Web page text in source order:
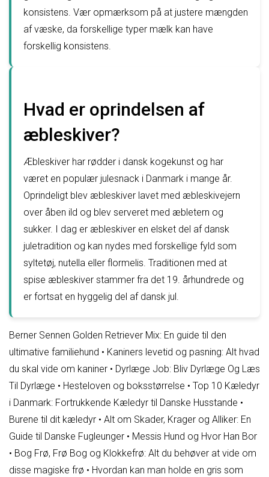
konsistens. Vær opmærksom på at justere mængden
af væske, da forskellige typer mælk kan have
forskellig konsistens.
Hvad er oprindelsen af
æbleskiver?
Æbleskiver har rødder i dansk kogekunst og har
været en populær julesnack i Danmark i mange år.
Oprindeligt blev æbleskiver lavet med æbleskivejern
over åben ild og blev serveret med æbletern og
sukker. I dag er æbleskiver en elsket del af dansk
juletradition og kan nydes med forskellige fyld som
syltetøj, nutella eller flormelis. Traditionen med at
spise æbleskiver stammer fra det 19. århundrede og
er fortsat en hyggelig del af dansk jul.
Berner Sennen Golden Retriever Mix: En guide til den
ultimative familiehund • Kaniners levetid og pasning: Alt hvad
du skal vide om kaniner • Dyrlæge Job: Bliv Dyrlæge Og Læs
Til Dyrlæge • Hesteloven og boksstørrelse • Top 10 Kæledyr
i Danmark: Fortrukkende Kæledyr til Danske Husstande •
Burene til dit kæledyr • Alt om Skader, Krager og Alliker: En
Guide til Danske Fugleunger • Messis Hund og Hvor Han Bor
• Bog Frø, Frø Bog og Klokkefrø: Alt du behøver at vide om
disse magiske frø • Hvordan kan man holde en gris som